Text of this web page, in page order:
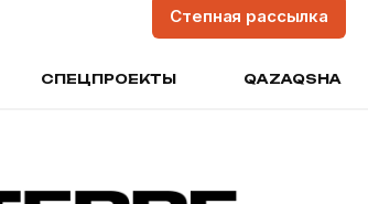
Степная рассылка
СПЕЦПРОЕКТЫ QAZAQSHA